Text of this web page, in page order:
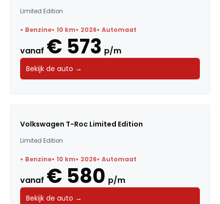
Limited Edition
Benzine 10 km 2026 Automaat
vanaf € 573 p/m
Bekijk de auto →
Volkswagen T-Roc Limited Edition
Limited Edition
Benzine 10 km 2026 Automaat
vanaf € 580 p/m
Bekijk de auto →